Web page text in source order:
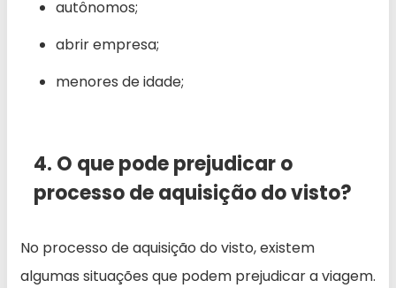
autônomos;
abrir empresa;
menores de idade;
4. O que pode prejudicar o
processo de aquisição do visto?
No processo de aquisição do visto, existem
algumas situações que podem prejudicar a viagem.